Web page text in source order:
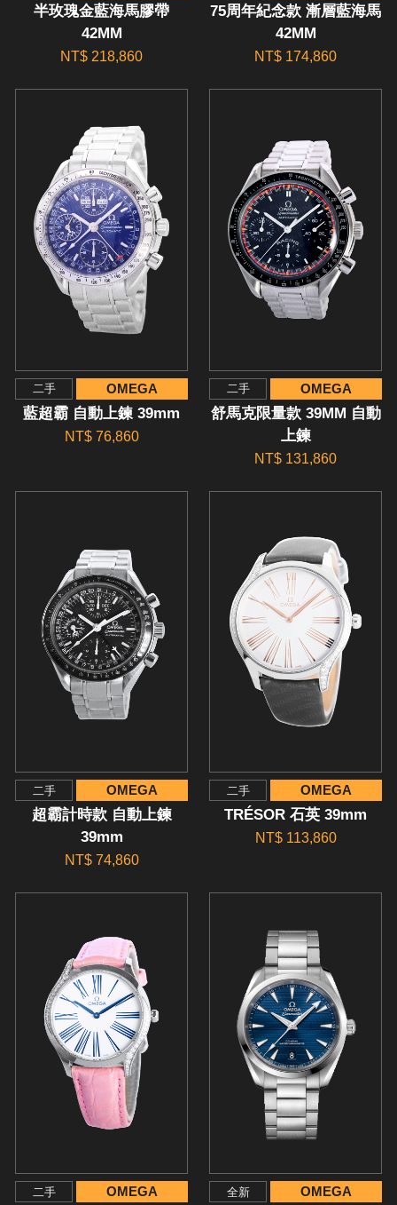
半玫瑰金藍海馬膠帶
42MM
NT$ 218,860
75周年紀念款 漸層藍海馬
42MM
NT$ 174,860
二手 OMEGA
藍超霸 自動上鍊 39mm
NT$ 76,860
二手 OMEGA
舒馬克限量款 39MM 自動
上鍊
NT$ 131,860
二手 OMEGA
超霸計時款 自動上鍊
39mm
NT$ 74,860
二手 OMEGA
TRÉSOR 石英 39mm
NT$ 113,860
二手 OMEGA 全新 OMEGA